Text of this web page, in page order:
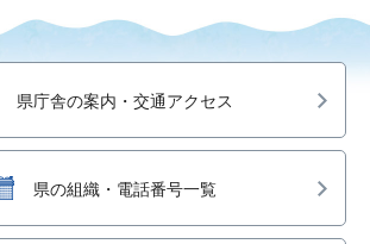
県庁舎の案内・交通アクセス
県の組織・電話番号一覧